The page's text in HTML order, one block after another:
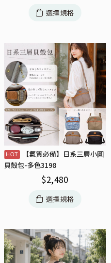
選擇規格
【氣質必備】日系三層小圓
貝殼包-多色3198
$2,480
選擇規格